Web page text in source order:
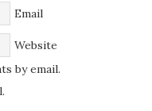
Email
Website
by email.